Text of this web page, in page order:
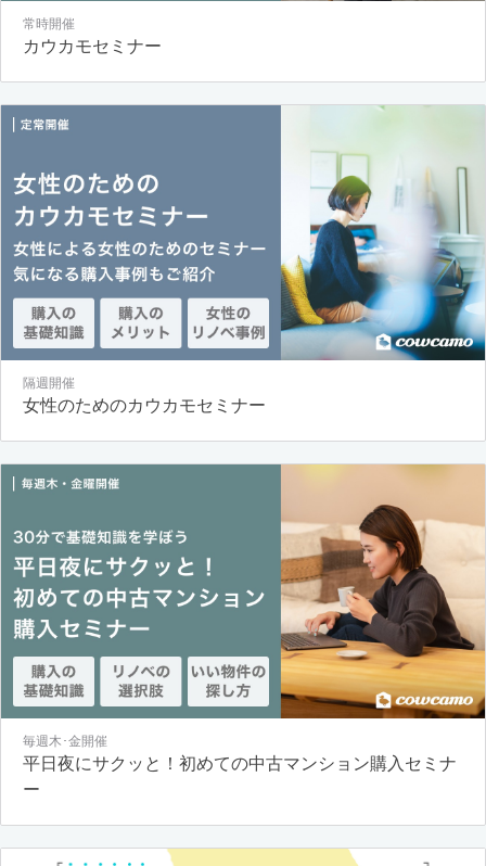
常時開催
カウカモセミナー
隔週開催
女性のためのカウカモセミナー
毎週木･金開催
平日夜にサクッと！初めての中古マンション購入セミナ
ー